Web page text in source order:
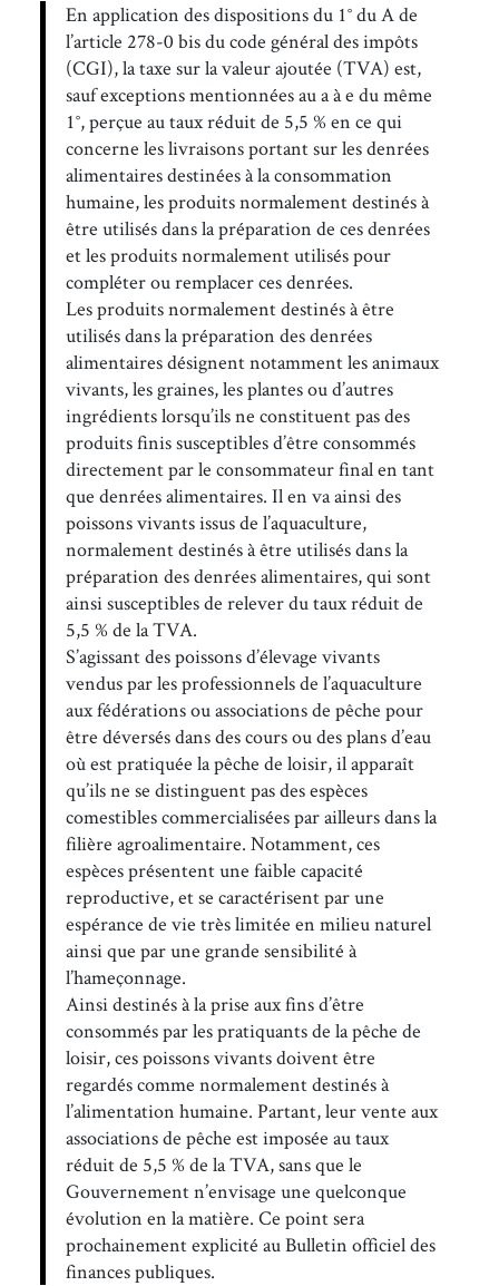
En application des dispositions du 1° du A de
l’article 278-0 bis du code général des impôts
(CGI), la taxe sur la valeur ajoutée (TVA) est,
sauf exceptions mentionnées au a à e du même
1°, perçue au taux réduit de 5,5 % en ce qui
concerne les livraisons portant sur les denrées
alimentaires destinées à la consommation
humaine, les produits normalement destinés à
être utilisés dans la préparation de ces denrées
et les produits normalement utilisés pour
compléter ou remplacer ces denrées.
Les produits normalement destinés à être
utilisés dans la préparation des denrées
alimentaires désignent notamment les animaux
vivants, les graines, les plantes ou d’autres
ingrédients lorsqu’ils ne constituent pas des
produits finis susceptibles d’être consommés
directement par le consommateur final en tant
que denrées alimentaires. Il en va ainsi des
poissons vivants issus de l’aquaculture,
normalement destinés à être utilisés dans la
préparation des denrées alimentaires, qui sont
ainsi susceptibles de relever du taux réduit de
5,5 % de la TVA.
S’agissant des poissons d’élevage vivants
vendus par les professionnels de l’aquaculture
aux fédérations ou associations de pêche pour
être déversés dans des cours ou des plans d’eau
où est pratiquée la pêche de loisir, il apparaît
qu’ils ne se distinguent pas des espèces
comestibles commercialisées par ailleurs dans la
filière agroalimentaire. Notamment, ces
espèces présentent une faible capacité
reproductive, et se caractérisent par une
espérance de vie très limitée en milieu naturel
ainsi que par une grande sensibilité à
l’hameçonnage.
Ainsi destinés à la prise aux fins d’être
consommés par les pratiquants de la pêche de
loisir, ces poissons vivants doivent être
regardés comme normalement destinés à
l’alimentation humaine. Partant, leur vente aux
associations de pêche est imposée au taux
réduit de 5,5 % de la TVA, sans que le
Gouvernement n’envisage une quelconque
évolution en la matière. Ce point sera
prochainement explicité au Bulletin officiel des
finances publiques.